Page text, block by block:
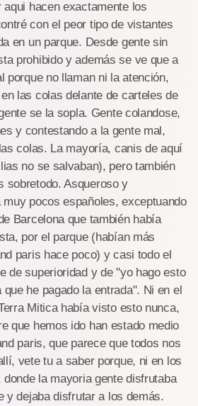
hacen exactamente los
con el peor tipo de vistantes
en un parque. Desde gente sin
prohibido y además se ve que a
porque no llaman ni la atención,
las colas delante de carteles de
se la sopla. Gente colandose,
y contestando a la gente mal,
colas. La mayoría, canis de aquí
no se salvaban), pero también
sobretodo. Asqueroso y
pocos españoles, exceptuando
Barcelona que también había
por el parque (habían más
paris hace poco) y casi todo el
de superioridad y de "yo hago esto
que he pagado la entrada". Ni en el
Mitica había visto esto nunca,
que hemos ido han estado medio
paris, que parece que todos nos
vete tu a saber porque, ni en los
la mayoria gente disfrutaba
y dejaba disfrutar a los demás.